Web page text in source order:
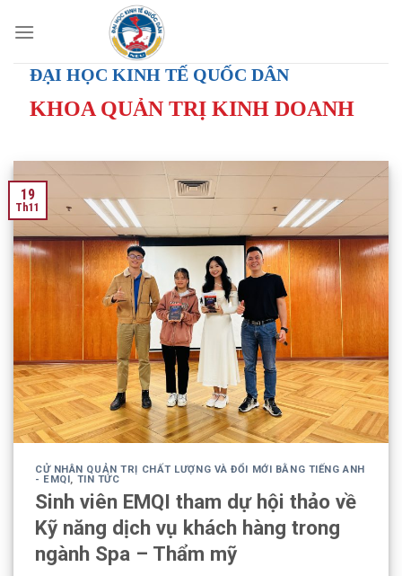
ĐẠI HỌC KINH TẾ QUỐC DÂN
KHOA QUẢN TRỊ KINH DOANH
19
Th11
CỬ NHÂN QUẢN TRỊ CHẤT LƯỢNG VÀ ĐỔI MỚI BẰNG TIẾNG ANH
- EMQI
TIN TỨC
Sinh viên EMQI tham dự hội thảo về
Kỹ năng dịch vụ khách hàng trong
ngành Spa – Thẩm mỹ